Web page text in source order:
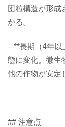
団粒構造が形成
がる。
– **長期（4年以
態に変化。微生
他の作物が安定
## 注意点